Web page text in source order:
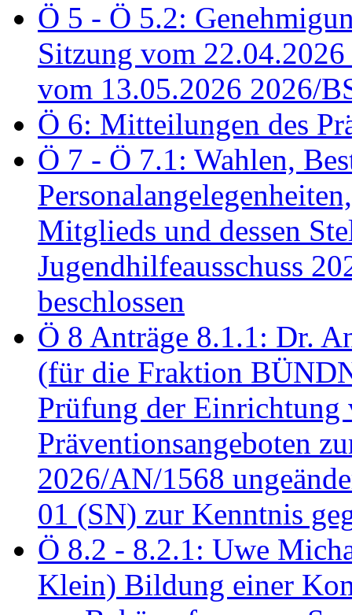
Ö 5 - Ö 5.2:
Sitzung vom
vom 13.05.2026 2026/
Ö 6: Mitteilungen des
Ö 7 - Ö 7.1: Wahlen,
Mitglieds und dessen
Jugendhilfeausschuss
beschlossen
Ö 8 Anträge 8.1.1: Dr.
(für die Fraktion
Prüfung der Einrichtung
Präventionsangeboten
2026/AN/1568
01 (SN) zur Kenntnis
Ö 8.2 - 8.2.1: Uwe
Klein) Bildung einer